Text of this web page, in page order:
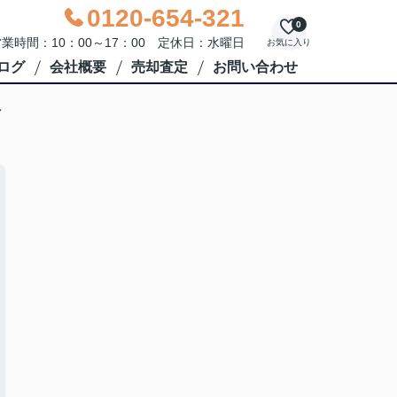
0120-654-321
時間：10：00～17：00 定休日：水曜日 お気に入り
0
グ 会社概要 売却査定 お問い合わせ